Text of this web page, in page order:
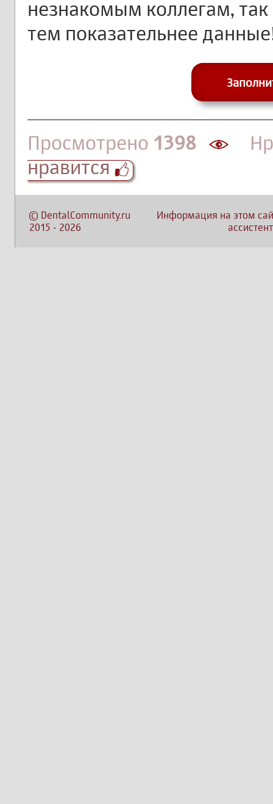
незнакомым коллегам,
тем показательнее
Просмотрено 1398
нравится
© DentalCommunity.ru
2015 - 2026
Информация на этом